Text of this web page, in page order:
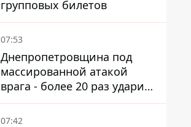
групповых билетов
07:53
Днепропетровщина под
массированной атакой
врага - более 20 раз ударил
дронами и артиллерией
07:42